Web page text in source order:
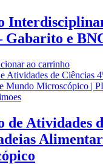
Gabarito e
ao carrinho
de Atividades